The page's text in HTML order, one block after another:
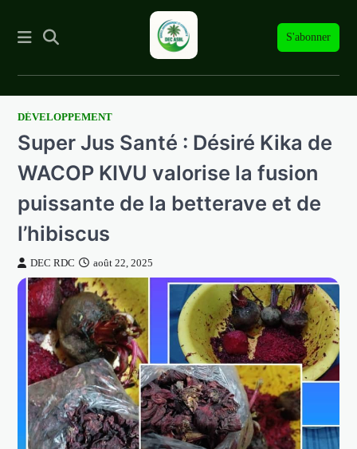
S'abonner
SkipDÉVELOPPEMENT
Super Jus Santé : Désiré Kika de
WACOP KIVU valorise la fusion
puissante de la betterave et de
l’hibiscus
DEC RDC août 22, 2025